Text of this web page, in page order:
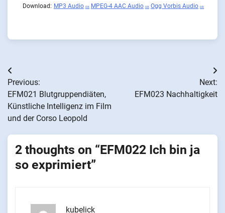
Download: MP3 Audio 0 B MPEG-4 AAC Audio 0 B Ogg Vorbis Audio 0 B
Beitragsnavigation
Previous:
EFM021 Blutgruppendiäten,
Künstliche Intelligenz im Film
und der Corso Leopold
Next:
EFM023 Nachhaltigkeit
2 thoughts on “EFM022 Ich bin ja
so exprimiert”
kubelick